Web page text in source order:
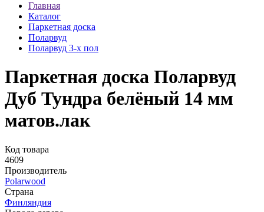
Главная
Каталог
Паркетная доска
Поларвуд
Поларвуд 3-х пол
Паркетная доска Поларвуд
Дуб Тундра белёный 14 мм
матов.лак
Код товара
4609
Производитель
Polarwood
Страна
Финляндия